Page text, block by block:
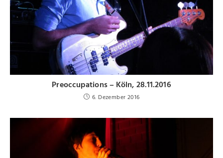
Preoccupations – Köln, 28.11.2016
6. Dezember 2016